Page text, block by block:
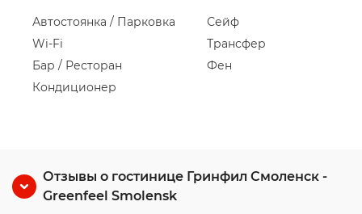
Автостоянка / Парковка
Wi-Fi
Бар / Ресторан
Кондиционер
Сейф
Трансфер
Фен
Отзывы о гостинице Гринфил Смоленск -
Greenfeel Smolensk